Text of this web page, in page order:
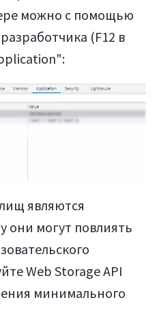
можно с помощью
(F12 в
являются
они могут повлиять
Web Storage API
минимального